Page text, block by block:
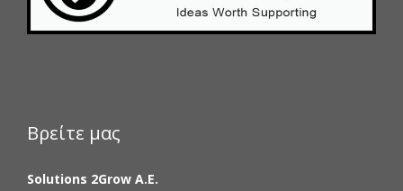
Βρείτε μας
Solutions 2Grow Α.Ε.